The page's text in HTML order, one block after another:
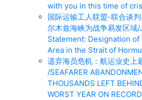
with you in this time of
国际运输工人联盟-联合谈
尔木兹海峡为战争易发区域
Statement: Designation of
Area in the Strait of
遗弃海员危机：航运业史上
/SEAFARER
THOUSANDS LEFT
WORST YEAR ON RECORD